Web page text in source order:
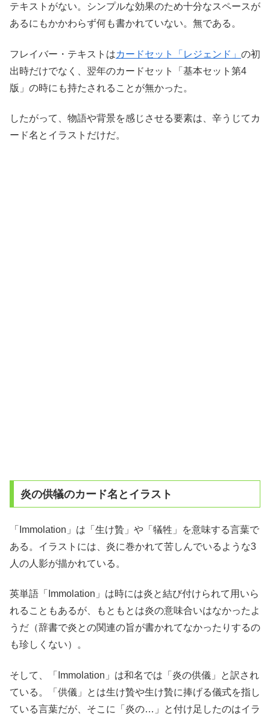
テキストがない。シンプルな効果のため十分なスペースが
あるにもかかわらず何も書かれていない。無である。
フレイバー・テキストはカードセット「レジェンド」 の初
出時だけでなく、翌年のカードセット「基本セット第4
版」の時にも持たされることが無かった。
したがって、物語や背景を感じさせる要素は、辛うじてカ
ード名とイラストだけだ。
炎の供犠のカード名とイラスト
「Immolation」は「生け贄」や「犠牲」を意味する言葉で
ある。イラストには、炎に巻かれて苦しんでいるような3
人の人影が描かれている。
英単語「Immolation」は時には炎と結び付けられて用いら
れることもあるが、もともとは炎の意味合いはなかったよ
うだ（辞書で炎との関連の旨が書かれてなかったりするの
も珍しくない）。
そして、「Immolation」は和名では「炎の供儀」と訳され
ている。「供儀」とは生け贄や生け贄に捧げる儀式を指し
ている言葉だが、そこに「炎の…」と付け足したのはイラ